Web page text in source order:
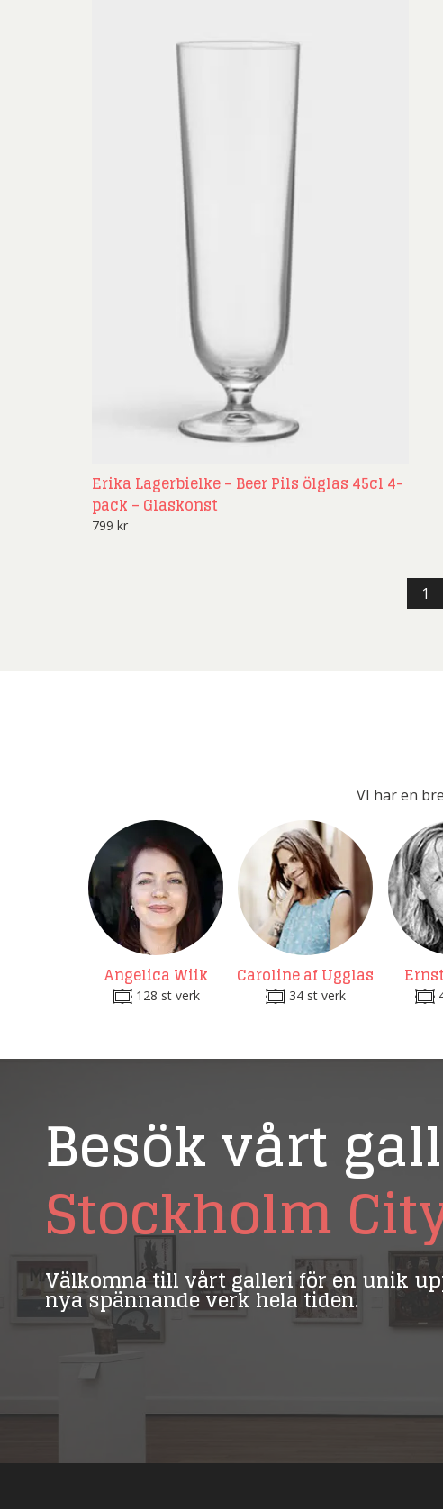
Erika Lagerbielke – Beer Pils ölglas 45cl 4-
pack – Glaskonst
799 kr
1
VI har en
Angelica Wiik
128 st verk
Caroline af Ugglas
34 st verk
Besök vårt
Stockholm
Välkomna till vårt galleri för en unik
nya spännande verk hela tiden.